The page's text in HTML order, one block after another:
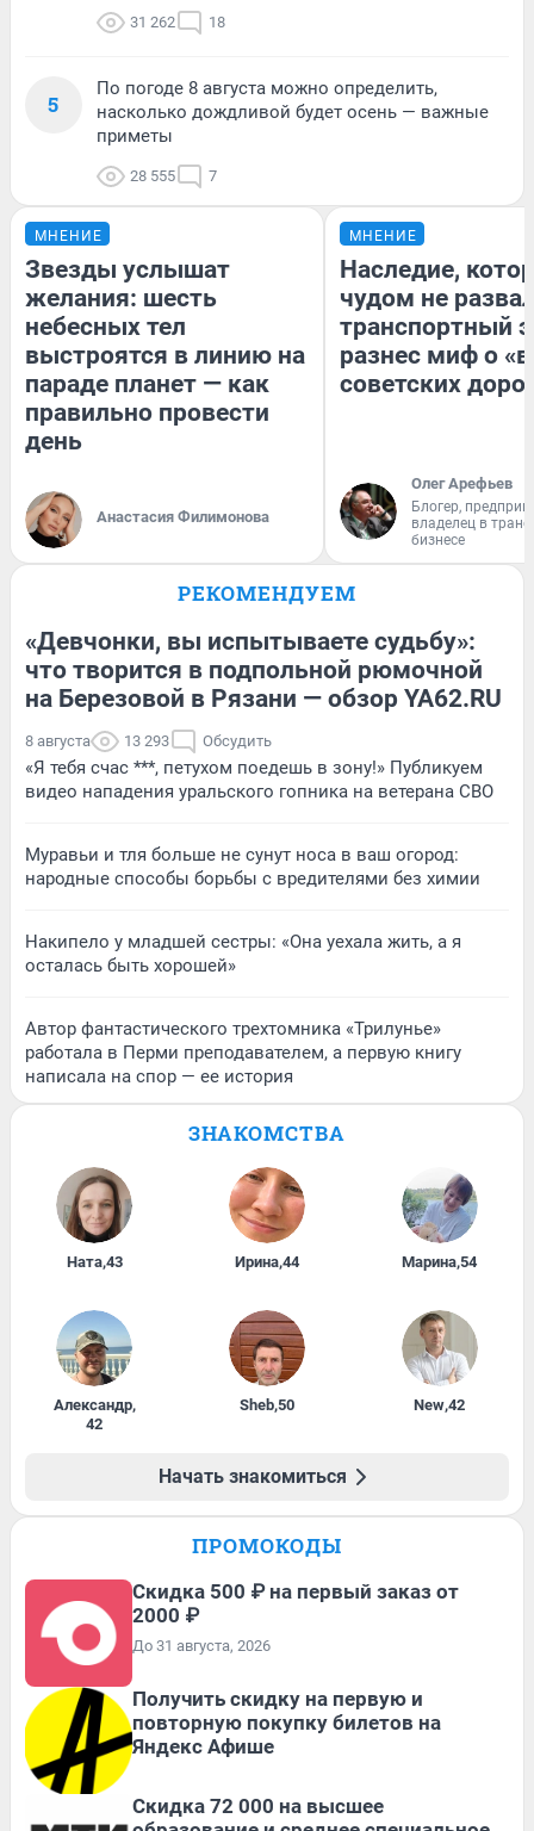
31 262 18
5
По погоде 8 августа можно определить,
насколько дождливой будет осень — важные
приметы
28 555 7
МНЕНИЕ
Звезды услышат
желания: шесть
небесных тел
выстроятся в линию на
параде планет — как
правильно провести
день
Анастасия Филимонова
МНЕНИЕ
Наследие,
чудом не
транспортный
разнес миф о
советских
Олег Арефьев
Блогер,
владелец в
бизнесе
РЕКОМЕНДУЕМ
«Девчонки, вы испытываете судьбу»:
что творится в подпольной рюмочной
на Березовой в Рязани — обзор YA62.RU
8 августа 13 293 Обсудить
«Я тебя счас ***, петухом поедешь в зону!» Публикуем
видео нападения уральского гопника на ветерана СВО
Муравьи и тля больше не сунут носа в ваш огород:
народные способы борьбы с вредителями без химии
Накипело у младшей сестры: «Она уехала жить, а я
осталась быть хорошей»
Автор фантастического трехтомника «Трилунье»
работала в Перми преподавателем, а первую книгу
написала на спор — ее история
ЗНАКОМСТВА
Ната,43 Ирина,44 Марина,54
Александр,
42
Sheb,50 New,42
Начать знакомиться
ПРОМОКОДЫ
Скидка 500 ₽ на первый заказ от
2000 ₽
До 31 августа, 2026
Получить скидку на первую и
повторную покупку билетов на
Яндекс Афише
Скидка 72 000 на высшее